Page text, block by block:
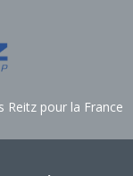
Reitz pour la France